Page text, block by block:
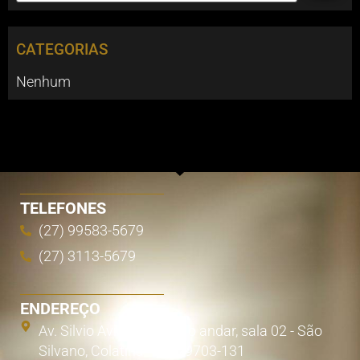
CATEGORIAS
Nenhum
TELEFONES
(27) 99583-5679
(27) 3113-5679
ENDEREÇO
Av. Silvio Avidos, 855 - 1o andar, sala 02 - São
Silvano, Colatina - ES, 29703-131